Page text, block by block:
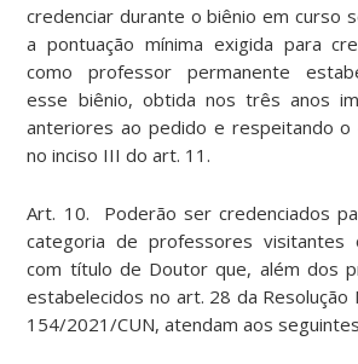
credenciar durante o biênio em curso
a pontuação mínima exigida para
como professor permanente
esse biênio, obtida nos três anos
anteriores ao pedido e respeitando o
no inciso III do art. 11.
Art. 10. Poderão ser credenciados
categoria de professores visitantes
com título de Doutor que, além dos
estabelecidos no art. 28 da Resolução
154/2021/CUN, atendam aos